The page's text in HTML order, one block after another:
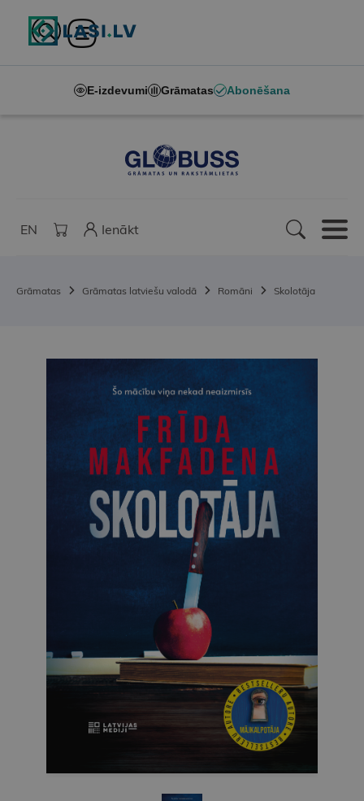
E-izdevumi Grāmatas Abonēšana
EN Ienākt
Grāmatas Grāmatas latviešu valodā Romāni Skolotāja